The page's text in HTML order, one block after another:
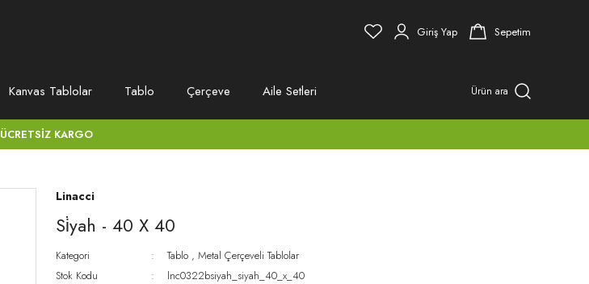
Giriş Yap Sepetim
Kanvas Tablolar Tablo Çerçeve Aile Setleri Ürün ara
ÜCRETSİZ KARGO
Linacci
Si̇yah - 40 X 40
Kategori Tablo , Metal Çerçeveli Tablolar
Stok Kodu
lnc0322bsiyah_siyah_40_x_40